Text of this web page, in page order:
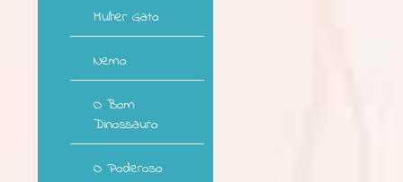
Mulher Gato
Nemo
O Bom
Dinossauro
O Poderoso